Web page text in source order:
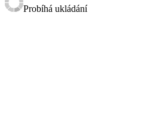
Probíhá ukládání